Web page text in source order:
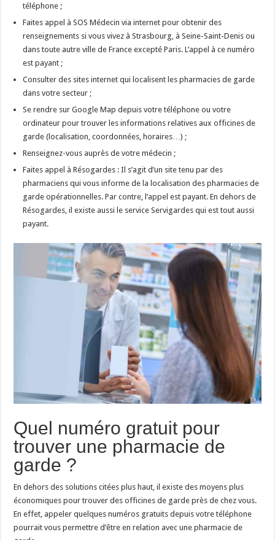
téléphone ;
Faites appel à SOS Médecin via internet pour obtenir des
renseignements si vous vivez à Strasbourg, à Seine-Saint-Denis ou
dans toute autre ville de France excepté Paris. L’appel à ce numéro
est payant ;
Consulter des sites internet qui localisent les pharmacies de garde
dans votre secteur ;
Se rendre sur Google Map depuis votre téléphone ou votre
ordinateur pour trouver les informations relatives aux officines de
garde (localisation, coordonnées, horaires…) ;
Renseignez-vous auprès de votre médecin ;
Faites appel à Résogardes : Il s’agit d’un site tenu par des
pharmaciens qui vous informe de la localisation des pharmacies de
garde opérationnelles. Par contre, l’appel est payant. En dehors de
Résogardes, il existe aussi le service Servigardes qui est tout aussi
payant.
Quel numéro gratuit pour
trouver une pharmacie de
garde ?
En dehors des solutions citées plus haut, il existe des moyens plus
économiques pour trouver des officines de garde près de chez vous.
En effet, appeler quelques numéros gratuits depuis votre téléphone
pourrait vous permettre d’être en relation avec une pharmacie de